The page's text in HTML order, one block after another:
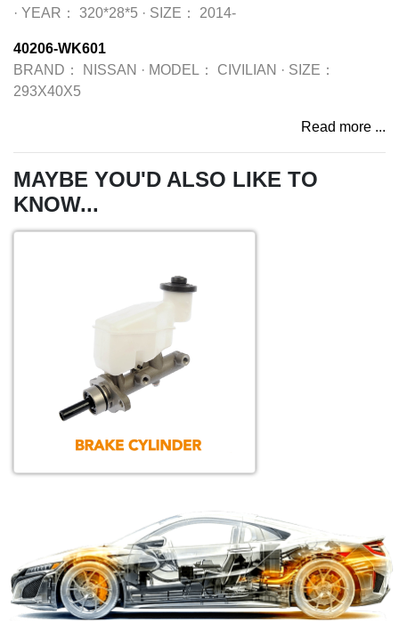
· YEAR： 320*28*5 · SIZE： 2014-
40206-WK601
BRAND：
NISSAN · MODEL： CIVILIAN · SIZE：
293X40X5
Read more ...
MAYBE YOU'D ALSO LIKE TO
KNOW...